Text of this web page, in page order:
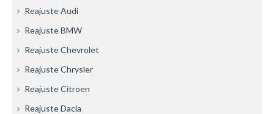
Reajuste Audi
Reajuste BMW
Reajuste Chevrolet
Reajuste Chrysler
Reajuste Citroen
Reajuste Dacia